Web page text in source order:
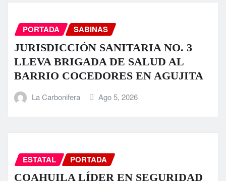
PORTADA SABINAS
JURISDICCIÓN SANITARIA NO. 3
LLEVA BRIGADA DE SALUD AL
BARRIO COCEDORES EN AGUJITA
La Carbonifera Ago 5, 2026
ESTATAL PORTADA
COAHUILA LÍDER EN SEGURIDAD